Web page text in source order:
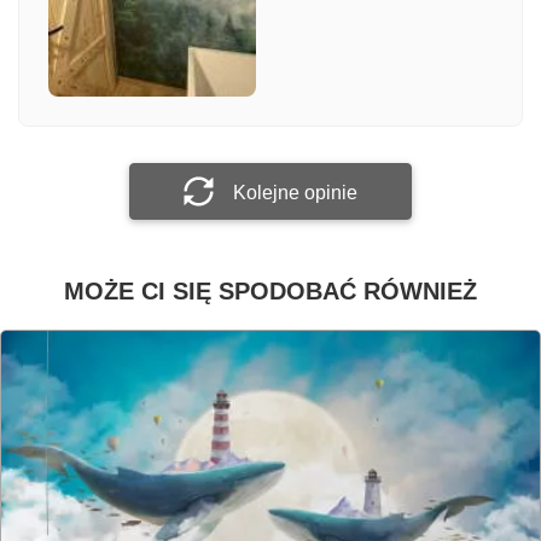
Załącz zdjęcie
Kolejne opinie
MOŻE CI SIĘ SPODOBAĆ RÓWNIEŻ